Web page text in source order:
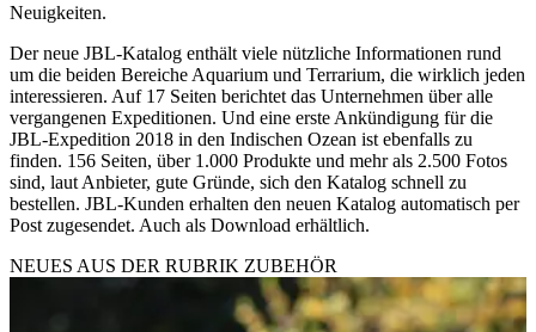
Neuigkeiten.
Der neue JBL-Katalog enthält viele nützliche Informationen rund
um die beiden Bereiche Aquarium und Terrarium, die wirklich jeden
interessieren. Auf 17 Seiten berichtet das Unternehmen über alle
vergangenen Expeditionen. Und eine erste Ankündigung für die
JBL-Expedition 2018 in den Indischen Ozean ist ebenfalls zu
finden. 156 Seiten, über 1.000 Produkte und mehr als 2.500 Fotos
sind, laut Anbieter, gute Gründe, sich den Katalog schnell zu
bestellen. JBL-Kunden erhalten den neuen Katalog automatisch per
Post zugesendet. Auch als Download erhältlich.
NEUES AUS DER RUBRIK ZUBEHÖR